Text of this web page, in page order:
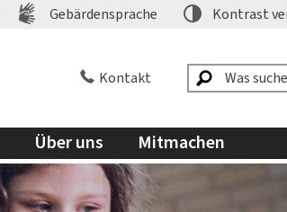
Gebärdensprache Kontrast
Kontakt
Über uns Mitmachen